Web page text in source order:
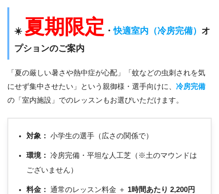
☀️ 夏期限定 ・快適室内（冷房完備） オ
プションのご案内
「夏の厳しい暑さや熱中症が心配」「蚊などの虫刺されを気
にせず集中させたい」という親御様・選手向けに、 冷房完備
の「室内施設」でのレッスンもお選びいただけます。
対象： 小学生の選手（広さの関係で）
環境：
冷房完備・平坦な人工芝（※土のマウンドは
ございません）
料金： 通常のレッスン料金 ＋ 1時間あたり 2,200円